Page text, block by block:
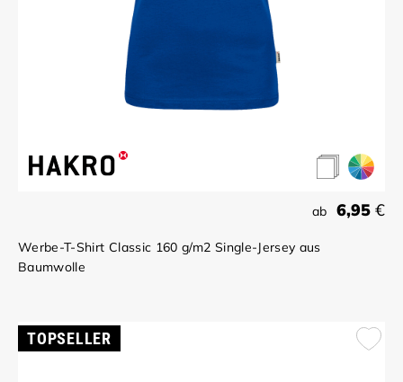
ab 6,95 €
Werbe-T-Shirt Classic 160 g/m2 Single-Jersey aus
Baumwolle
TOPSELLER